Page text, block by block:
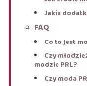
Jakie
FAQ
Co to jest
Czy
modzie PRL?
Czy moda